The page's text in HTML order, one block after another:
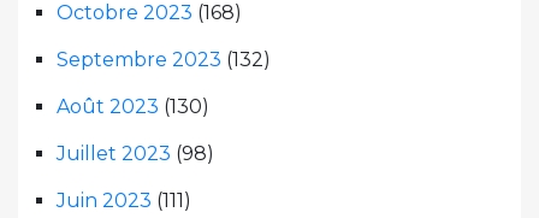
Octobre 2023 (168)
Septembre 2023 (132)
Août 2023 (130)
Juillet 2023 (98)
Juin 2023 (111)